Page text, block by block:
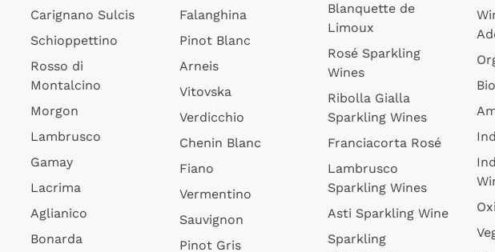
Carignano Sulcis
Schioppettino
Rosso di
Montalcino
Morgon
Lambrusco
Gamay
Lacrima
Aglianico
Bonarda
Falanghina
Pinot Blanc
Arneis
Vitovska
Verdicchio
Chenin Blanc
Fiano
Vermentino
Sauvignon
Pinot Gris
Blanquette de
Limoux
Rosé Sparkling
Wines
Ribolla Gialla
Sparkling Wines
Franciacorta Rosé
Lambrusco
Sparkling Wines
Asti Sparkling Wine
Sparkling